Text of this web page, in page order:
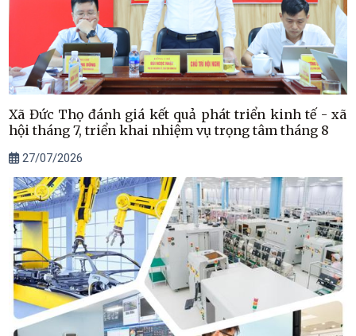
Xã Đức Thọ đánh giá kết quả phát triển kinh tế - xã
hội tháng 7, triển khai nhiệm vụ trọng tâm tháng 8
27/07/2026